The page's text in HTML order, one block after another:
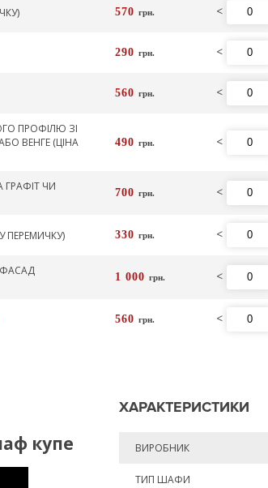
570 грн. <
290 грн. <
560 грн. <
ПРОФІЛЮ ЗІ
ВЕНГЕ (ЦІНА
490 грн. <
ЧИ
700 грн. <
ПЕРЕМИЧКУ) 330 грн. <
1 000 грн. <
560 грн. <
купе
ХАРАКТЕРИСТИКИ
ВИРОБНИК
ТИП ШАФИ